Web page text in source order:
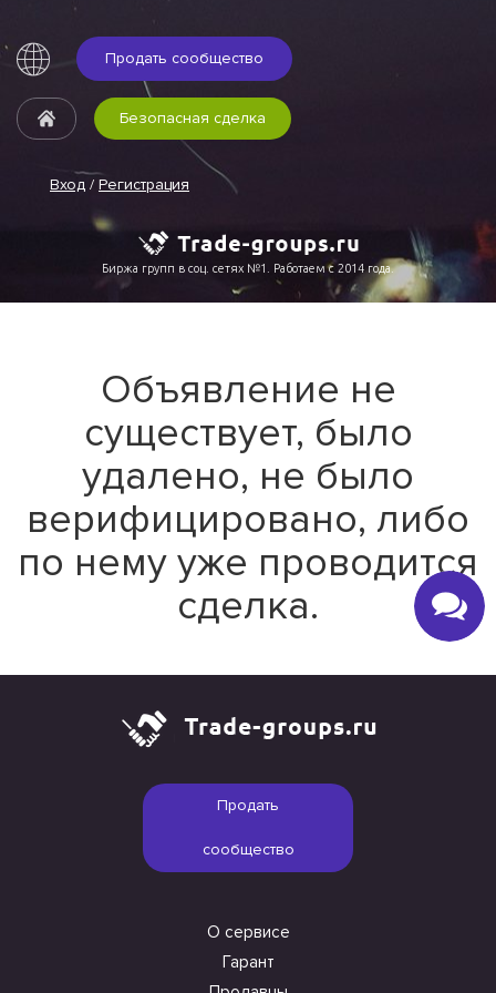
Продать сообщество
Вход / Регистрация
Безопасная сделка
Биржа групп в соц. сетях №1. Работаем с 2014 года.
Объявление не
существует, было
удалено, не было
верифицировано, либо
по нему уже проводится
сделка.
Продать
сообщество
О сервисе
Гарант